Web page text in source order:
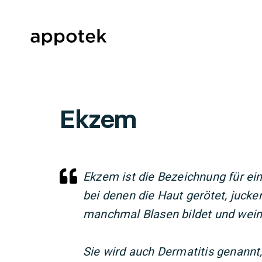
Ekzem
Ekzem ist die Bezeichnung für
bei denen die Haut gerötet,
manchmal Blasen bildet und
Sie wird auch Dermatitis